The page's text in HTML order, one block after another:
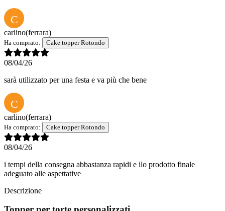
C
carlino(ferrara)
Ha comprato: Cake topper Rotondo
08/04/26
sarà utilizzato per una festa e va più che bene
C
carlino(ferrara)
Ha comprato: Cake topper Rotondo
08/04/26
i tempi della consegna abbastanza rapidi e ilo prodotto finale
adeguato alle aspettative
Descrizione